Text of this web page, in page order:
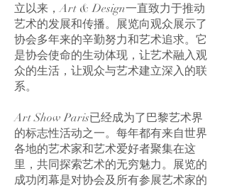
立以来，Art & Design一直致力于推动
艺术的发展和传播。展览向观众展示了
协会多年来的辛勤努力和艺术追求。它
是协会使命的生动体现，让艺术融入观
众的生活，让观众与艺术建立深入的联
系。
Art Show Paris已经成为了巴黎艺术界
的标志性活动之一。每年都有来自世界
各地的艺术家和艺术爱好者聚集在这
里，共同探索艺术的无穷魅力。展览的
成功闭幕是对协会及所有参展艺术家的